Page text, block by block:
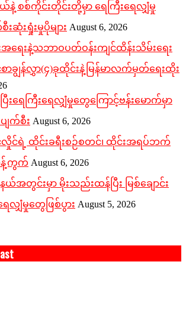
နဲ့ စစ်ကိုင်းတိုင်းတို့မှာ ရေကြီးရေလျှံမှု
းဆုံးရှုံးမှုပိုများ August 6, 2026
ရေးနဲ့သဘာဝပတ်ဝန်းကျင်ထိန်းသိမ်းရေး
ချွန်လွှာ(၄)ခုထိုင်းနဲ့မြန်မာလက်မှတ်ရေးထိုး
းရေကြီးရေလျှံမှုတွေကြောင့်ဗန်းမောက်မှာ
ျက်စီး August 6, 2026
င်လှိုင်ရဲ့ ထိုင်းခရီးစဉ်စတင်၊ ထိုင်းအရပ်ဘက်
ကွက် August 6, 2026
ယ်အတွင်းမှာ မိုးသည်းထန်ပြီး မြစ်ချောင်း
ေလျှံမှုတွေဖြစ်ပွား August 5, 2026